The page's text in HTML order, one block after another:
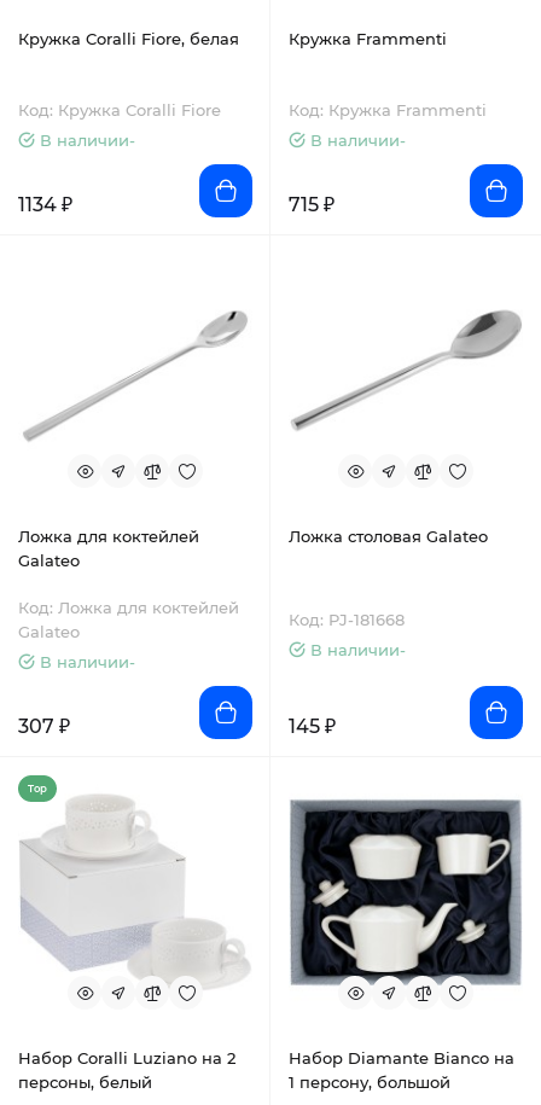
Кружка Coralli Fiore, белая
Код: Кружка Coralli Fiore
В наличии-
1134 ₽
Кружка Frammenti
Код: Кружка Frammenti
В наличии-
715 ₽
Ложка для коктейлей
Galateo
Код: Ложка для коктейлей
Galateo
В наличии-
307 ₽
Ложка столовая Galateo
Код: PJ-181668
В наличии-
145 ₽
Top
Набор Coralli Luziano на 2
персоны, белый
Набор Diamante Bianco на
1 персону, большой